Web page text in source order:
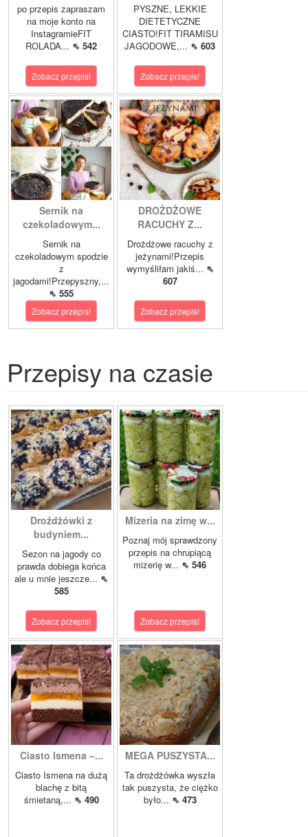
po przepis zapraszam
na moje konto na
InstagramieFIT
ROLADA... ⇖ 542
Zobacz przepis!
PYSZNE, LEKKIE
DIETETYCZNE
CIASTO!FIT TIRAMISU
JAGODOWE,... ⇖ 603
Zobacz przepis!
Sernik na
czekoladowym...
Sernik na
czekoladowym spodzie
z
jagodami!Przepyszny,...
⇖ 555
Zobacz przepis!
DROŻDŻOWE
RACUCHY Z...
Drożdżowe racuchy z
jeżynami!Przepis
wymyśliłam jakiś... ⇖
607
Zobacz przepis!
Przepisy na czasie
Drożdżówki z
budyniem...
Sezon na jagody co
prawda dobiega końca
ale u mnie jeszcze... ⇖
585
Zobacz przepis!
Mizeria na zimę w...
Poznaj mój sprawdzony
przepis na chrupiącą
mizerię w... ⇖ 546
Zobacz przepis!
Ciasto Ismena –...
Ciasto Ismena na dużą
blachę z bitą
śmietaną,... ⇖ 490
MEGA PUSZYSTA...
Ta drożdżówka wyszła
tak puszysta, że ciężko
było... ⇖ 473